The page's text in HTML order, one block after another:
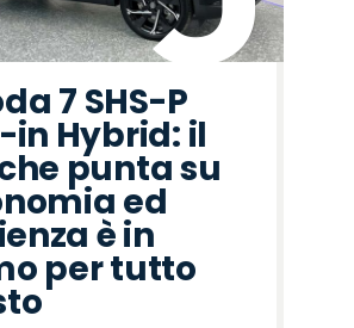
7 SHS-P
in Hybrid: il
punta su
ed
è in
per tutto